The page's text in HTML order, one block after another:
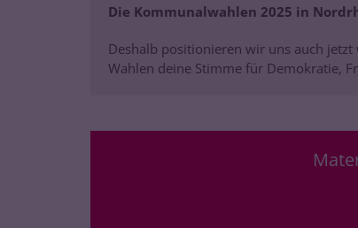
Die Kommunalwahlen 2025 in
Deshalb positionieren wir uns auch
Wahlen deine Stimme für Demokratie,